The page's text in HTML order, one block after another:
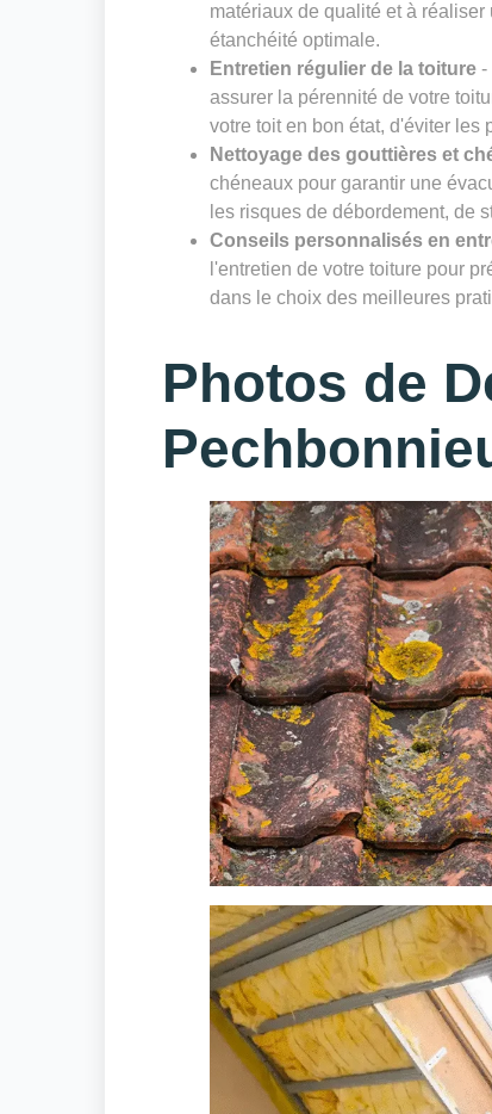
matériaux de qualité et à
étanchéité optimale.
Entretien régulier de la toiture -
assurer la pérennité de votre
votre toit en bon état, d'éviter les
Nettoyage des gouttières et
chéneaux pour garantir une
les risques de débordement, de
Conseils personnalisés en
l'entretien de votre toiture pour
dans le choix des meilleures
Photos de